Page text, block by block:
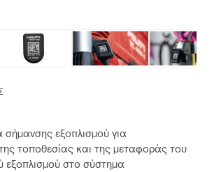
σήμανσης εξοπλισμού για
τοποθεσίας και της μεταφοράς του
εξοπλισμού στο σύστημα